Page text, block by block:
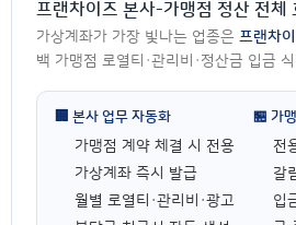
프랜차이즈 본사-가맹점 정산 전체
가상계좌가 가장 빛나는 업종은 프랜차
백 가맹점 로열티·관리비·정산금 입금
🏢 본사 업무 자동화
가맹점 계약 체결 시 전용
가상계좌 즉시 발급
월별 로열티·관리비·광고
🏪 가
전
갈
입